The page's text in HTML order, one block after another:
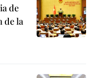
de
de la